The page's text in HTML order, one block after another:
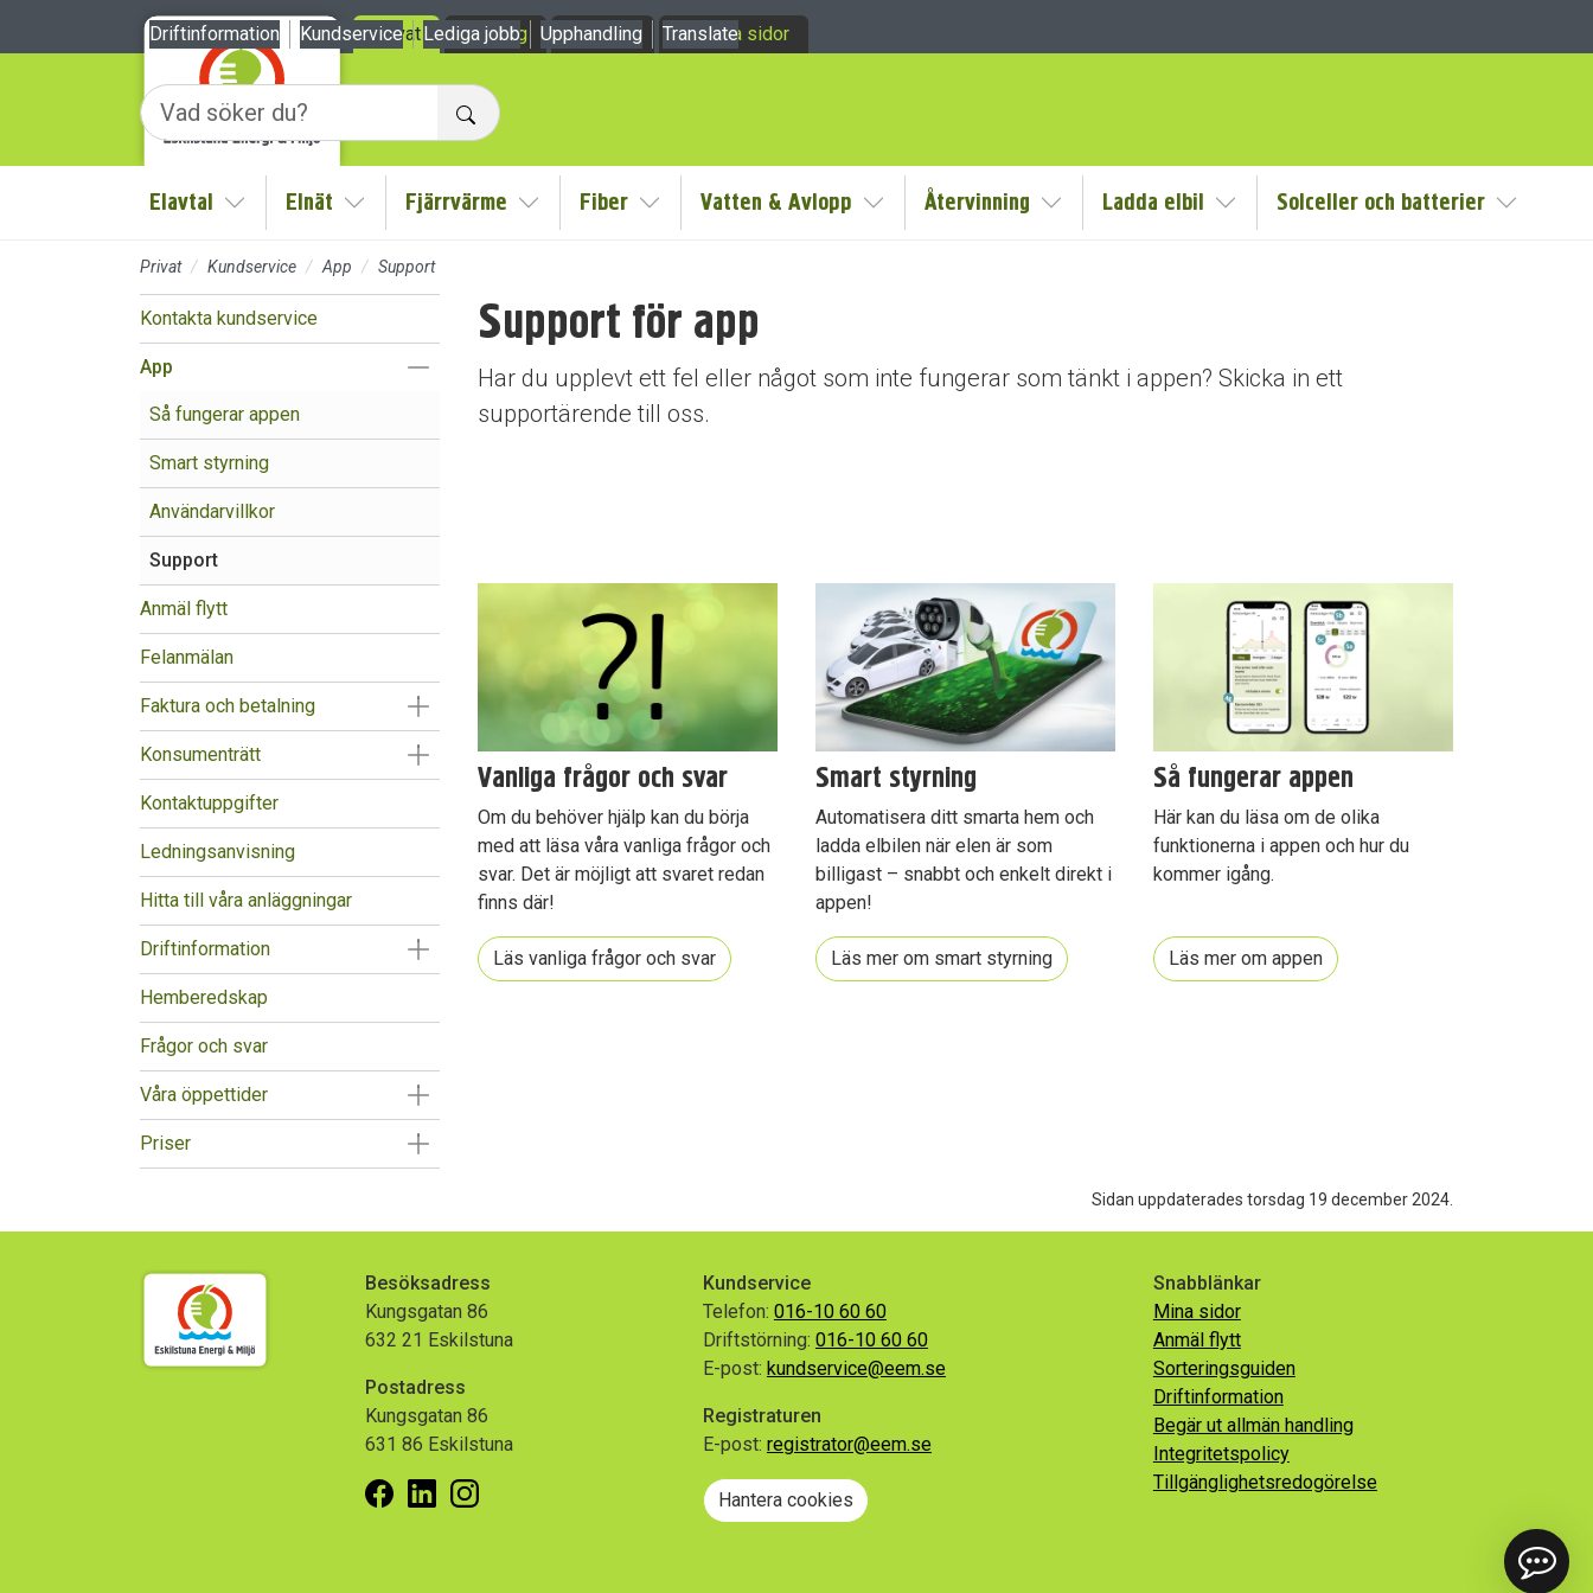
Till sidans huvudinnehåll
Privat
Företag Om oss Mina sidor
Sök
Elavtal Visa/Göm undermeny
Elnät Visa/Göm undermeny
Fjärrvärme Visa/Göm undermeny
Fiber Visa/Göm undermeny
Vatten & Avlopp Visa/Göm undermeny
Återvinning Visa/Göm undermeny
Ladda elbil Visa/Göm undermeny
Solceller och batterier Visa/Göm
Driftinformation Kundservice Lediga jobb Upphandling Translate
Privat Kundservice App Support
Kontakta kundservice
App Visa/Göm undermeny
Så fungerar appen
Smart styrning
Användarvillkor
Support
Anmäl flytt
Felanmälan
Faktura och betalning Visa/Göm undermeny
Konsumenträtt Visa/Göm undermeny
Kontaktuppgifter
Ledningsanvisning
Hitta till våra anläggningar
Driftinformation Visa/Göm undermeny
Hemberedskap
Frågor och svar
Våra öppettider Visa/Göm undermeny
Priser Visa/Göm undermeny
Support för app
Har du upplevt ett fel eller något som inte fungerar som tänkt i appen? Skicka in ett
supportärende till oss.
Vanliga frågor och svar
Om du behöver hjälp kan du börja
med att läsa våra vanliga frågor och
svar. Det är möjligt att svaret redan
finns där!
Läs vanliga frågor och svar
Smart styrning
Automatisera ditt smarta hem och
ladda elbilen när elen är som
billigast – snabbt och enkelt direkt i
appen!
Läs mer om smart styrning
Så fungerar appen
Här kan du läsa om de olika
funktionerna i appen och hur du
kommer igång.
Läs mer om appen
Sidan uppdaterades torsdag 19 december 2024.
Besöksadress
Kungsgatan 86
632 21 Eskilstuna
Postadress
Kungsgatan 86
631 86 Eskilstuna
Facebook
LinkedinInstagram
Kundservice
Telefon: 016-10 60 60
Driftstörning: 016-10 60 60
E-post: kundservice@eem.se
Registraturen
E-post: registrator@eem.se
Hantera cookies
Snabblänkar
Mina sidor
Anmäl flytt
Sorteringsguiden
Driftinformation
Begär ut allmän handling
Integritetspolicy
Tillgänglighetsredogörelse